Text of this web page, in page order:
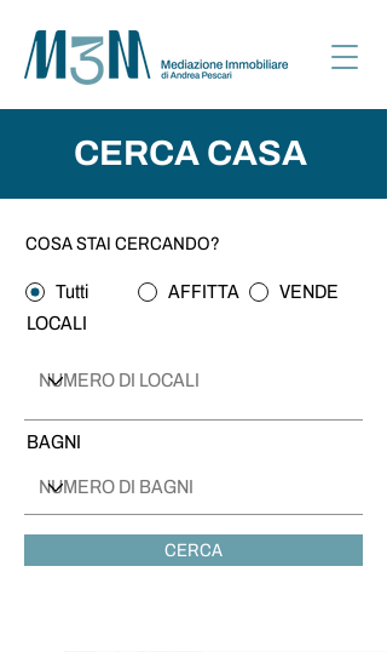
CERCA CASA
COSA STAI CERCANDO?
Tutti AFFITTA
VENDE
LOCALI
BAGNI
CERCA